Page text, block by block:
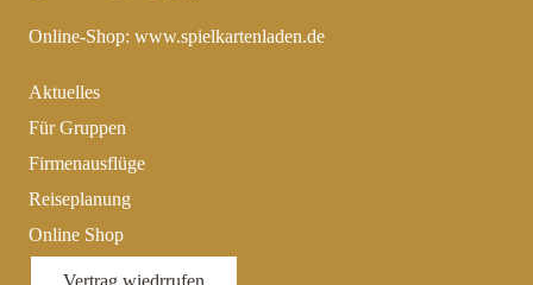
Online-Shop: www.spielkartenladen.de
Aktuelles
Für Gruppen
Firmenausflüge
Reiseplanung
Online Shop
Vertrag wiedrrufen